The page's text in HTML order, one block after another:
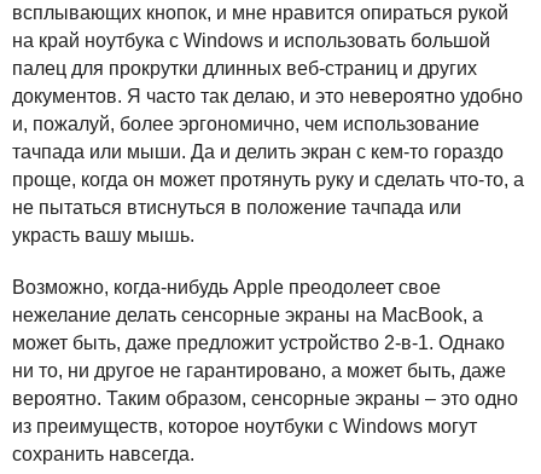
всплывающих кнопок, и мне нравится опираться рукой
на край ноутбука с Windows и использовать большой
палец для прокрутки длинных веб-страниц и других
документов. Я часто так делаю, и это невероятно удобно
и, пожалуй, более эргономично, чем использование
тачпада или мыши. Да и делить экран с кем-то гораздо
проще, когда он может протянуть руку и сделать что-то, а
не пытаться втиснуться в положение тачпада или
украсть вашу мышь.
Возможно, когда-нибудь Apple преодолеет свое
нежелание делать сенсорные экраны на MacBook, а
может быть, даже предложит устройство 2-в-1. Однако
ни то, ни другое не гарантировано, а может быть, даже
вероятно. Таким образом, сенсорные экраны – это одно
из преимуществ, которое ноутбуки с Windows могут
сохранить навсегда.